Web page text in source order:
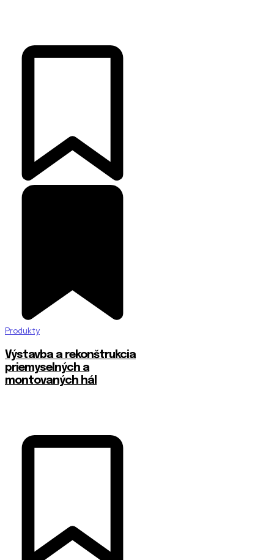
Produkty
Výstavba a rekonštrukcia
priemyselných a
montovaných hál